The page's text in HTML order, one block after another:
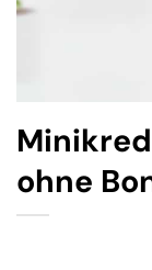
ohne